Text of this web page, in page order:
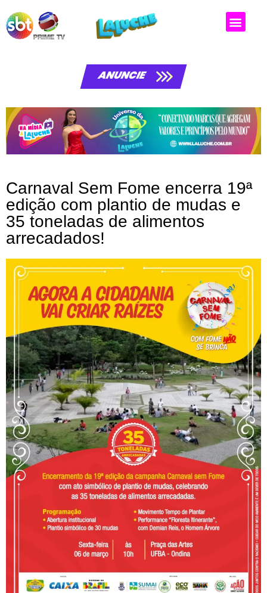
ANUNCIE
Carnaval Sem Fome encerra 19ª
edição com plantio de mudas e
35 toneladas de alimentos
arrecadados!